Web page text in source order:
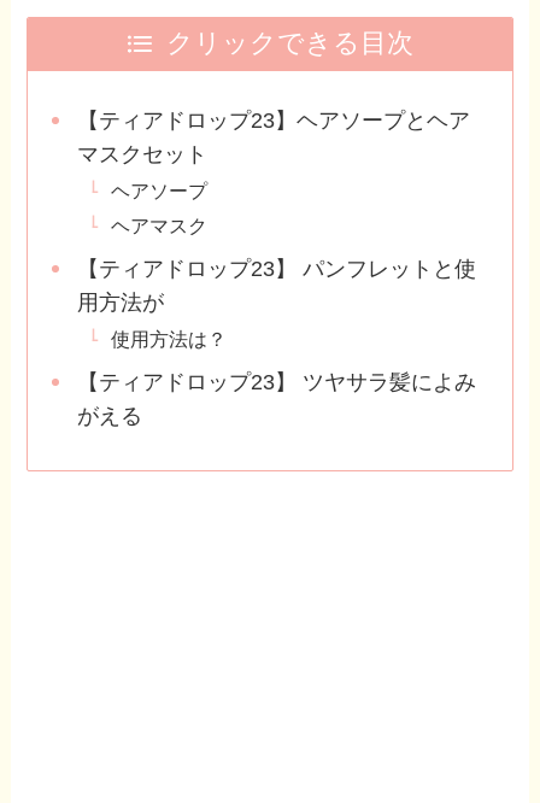
クリックできる目次
【ティアドロップ23】ヘアソープとヘア
マスクセット
ヘアソープ
ヘアマスク
【ティアドロップ23】 パンフレットと使
用方法が
使用方法は？
【ティアドロップ23】 ツヤサラ髪によみ
がえる